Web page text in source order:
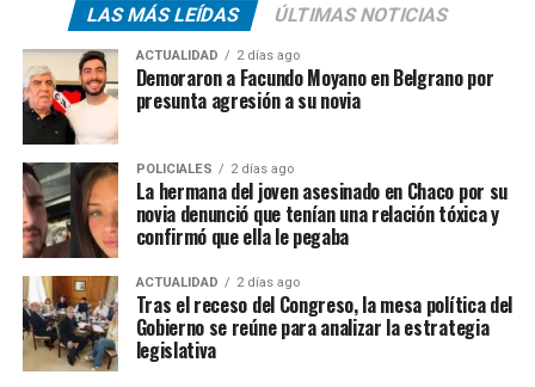
LAS MÁS LEÍDAS ÚLTIMAS NOTICIAS
ACTUALIDAD 2 días ago
Demoraron a Facundo Moyano en Belgrano por
presunta agresión a su novia
POLICIALES 2 días ago
La hermana del joven asesinado en Chaco por su
novia denunció que tenían una relación tóxica y
confirmó que ella le pegaba
ACTUALIDAD 2 días ago
Tras el receso del Congreso, la mesa política del
Gobierno se reúne para analizar la estrategia
legislativa